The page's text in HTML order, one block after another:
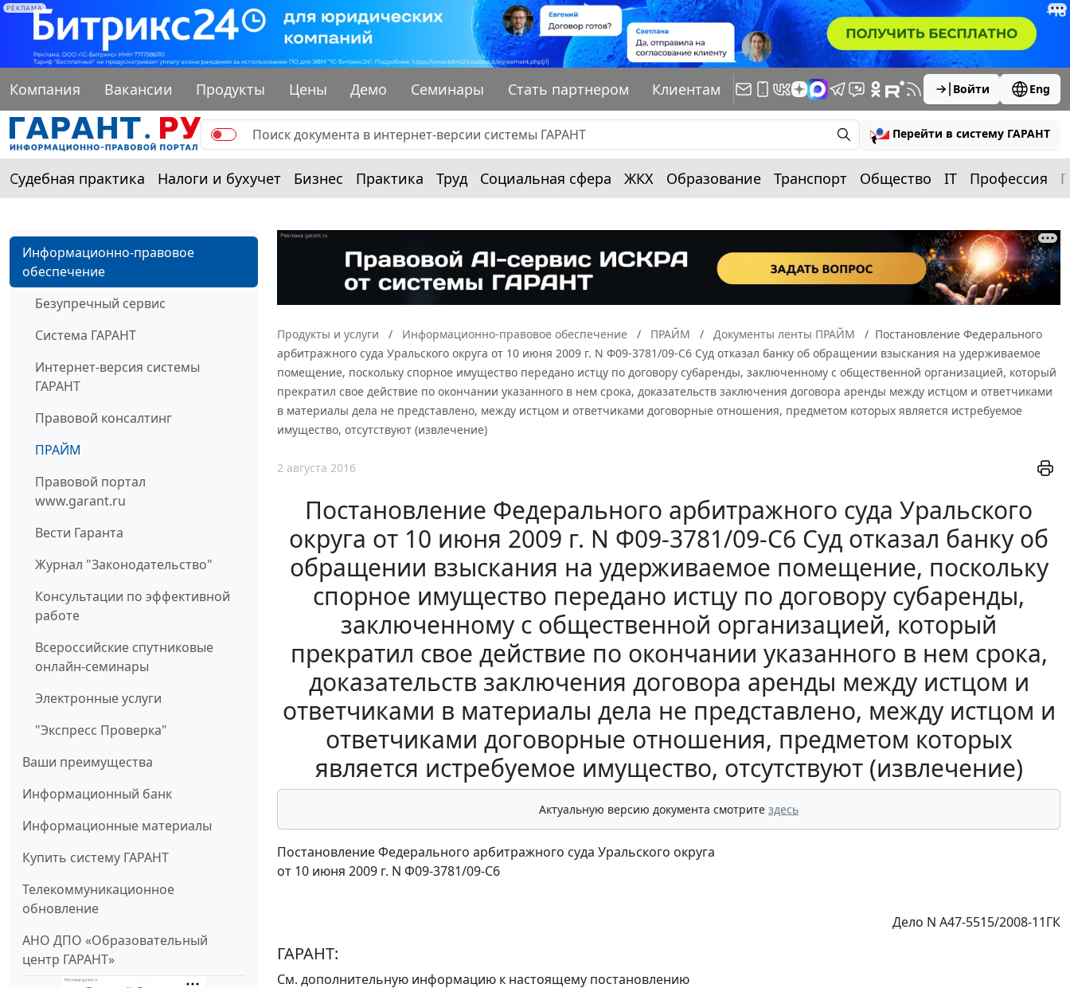
РЕКЛАМА
Компания Вакансии Продукты Цены Демо Семинары Стать партнером Клиентам Войти Eng
Перейти в систему ГАРАНТ
Судебная практика Налоги и бухучет Бизнес Практика Труд Социальная сфера ЖКХ Образование Транспорт Общество IT Профессия
Информационно-правовое
обеспечение
Безупречный сервис
Система ГАРАНТ
Интернет-версия системы
ГАРАНТ
Правовой консалтинг
ПРАЙМ
Правовой портал
www.garant.ru
Вести Гаранта
Журнал "Законодательство"
Консультации по эффективной
работе
Всероссийские спутниковые
онлайн-семинары
Электронные услуги
"Экспресс Проверка"
Ваши преимущества
Информационный банк
Информационные материалы
Купить систему ГАРАНТ
Телекоммуникационное
обновление
АНО ДПО «Образовательный
центр ГАРАНТ»
Продукты и услуги Информационно-правовое обеспечение ПРАЙМ Документы ленты ПРАЙМ
Постановление Федерального
арбитражного суда Уральского округа от 10 июня 2009 г. N Ф09-3781/09-С6 Суд отказал банку об обращении взыскания на удерживаемое
помещение, поскольку спорное имущество передано истцу по договору субаренды, заключенному с общественной организацией, который
прекратил свое действие по окончании указанного в нем срока, доказательств заключения договора аренды между истцом и ответчиками
в материалы дела не представлено, между истцом и ответчиками договорные отношения, предметом которых является истребуемое
имущество, отсутствуют (извлечение)
2 августа 2016
Постановление Федерального арбитражного суда Уральского
округа от 10 июня 2009 г. N Ф09-3781/09-С6 Суд отказал банку об
обращении взыскания на удерживаемое помещение, поскольку
спорное имущество передано истцу по договору субаренды,
заключенному с общественной организацией, который
прекратил свое действие по окончании указанного в нем срока,
доказательств заключения договора аренды между истцом и
ответчиками в материалы дела не представлено, между истцом и
ответчиками договорные отношения, предметом которых
является истребуемое имущество, отсутствуют (извлечение)
Актуальную версию документа смотрите здесь
Постановление Федерального арбитражного суда Уральского округа
от 10 июня 2009 г. N Ф09-3781/09-С6
Дело N А47-5515/2008-11ГК
ГАРАНТ:
См. дополнительную информацию к настоящему постановлению